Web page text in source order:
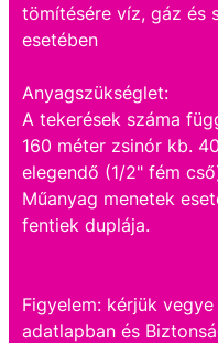
tömítésére víz, gáz és
esetében
Anyagszükséglet:
A tekerések száma
160 méter zsinór kb.
elegendő (1/2" fém
Műanyag menetek
fentiek duplája.
Figyelem: kérjük
adatlapban és